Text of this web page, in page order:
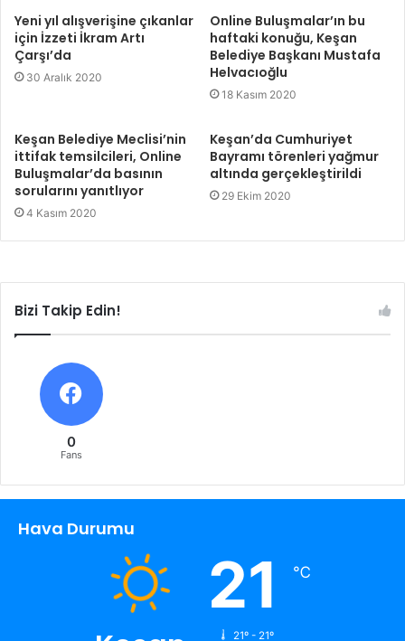
Yeni yıl alışverişine çıkanlar
için İzzeti İkram Artı
Çarşı’da
30 Aralık 2020
Online Buluşmalar’ın bu
haftaki konuğu, Keşan
Belediye Başkanı Mustafa
Helvacıoğlu
18 Kasım 2020
Keşan Belediye Meclisi’nin
ittifak temsilcileri, Online
Buluşmalar’da basının
sorularını yanıtlıyor
4 Kasım 2020
Keşan’da Cumhuriyet
Bayramı törenleri yağmur
altında gerçekleştirildi
29 Ekim 2020
Bizi Takip Edin!
0
Fans
Hava Durumu
21 ℃
21º - 21º